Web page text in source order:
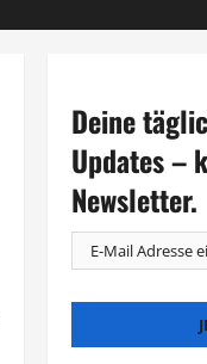
Deine
Updates –
Newsletter.